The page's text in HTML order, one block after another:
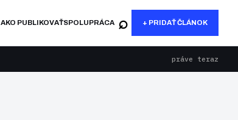
AKO PUBLIKOVAŤSPOLUPRÁCA ⌕ + PRIDAŤ ČLÁNOK
práve teraz